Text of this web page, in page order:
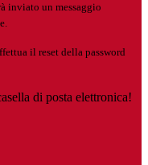
inviato un messaggio
il reset della password
di posta elettronica!